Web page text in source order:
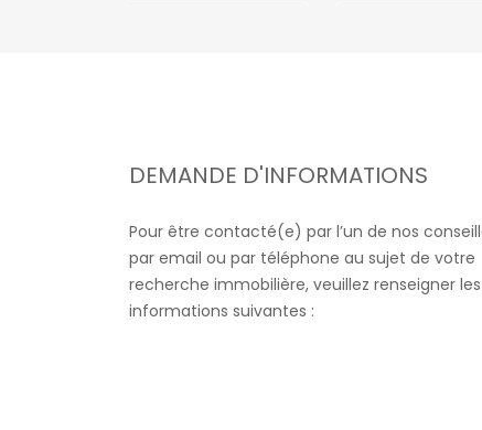
DEMANDE D'INFORMATIONS
Pour être contacté(e) par l’un de nos
par email ou par téléphone au sujet de votre
recherche immobilière, veuillez renseigner les
informations suivantes :